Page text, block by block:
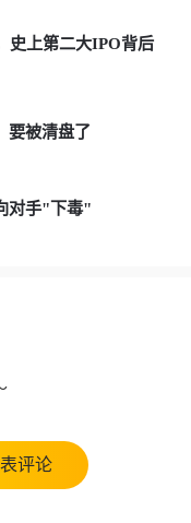
史上第二大IPO背后
要被清盘了
对手"下毒"
评论